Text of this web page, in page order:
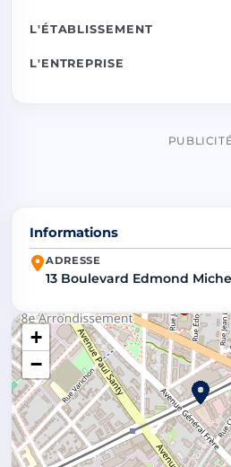
L'ÉTABLISSEMENT
L'ENTREPRISE
PUBLICITÉ
Informations
ADRESSE
13 Boulevard Edmond
+
−